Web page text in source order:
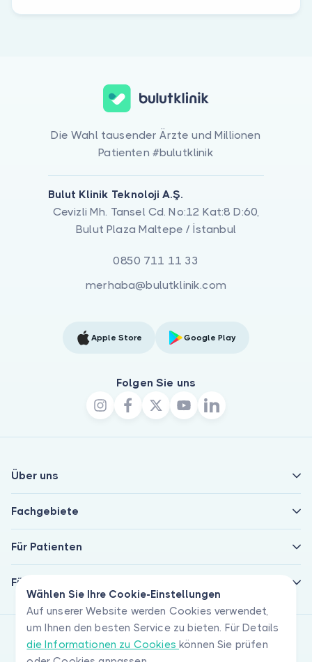
Wählen Sie Ihre Cookie-Einstellungen
Auf unserer Website werden Cookies verwendet,
um Ihnen den besten Service zu bieten. Für Details
die Informationen zu Cookieskönnen Sie prüfen
Die Wahl tausender Ärzte und Millionen
Patienten #bulutklinik
Bulut Klinik Teknoloji A.Ş.
Cevizli Mh. Tansel Cd. No:12 Kat:8 D:60,
Bulut Plaza Maltepe / İstanbul
0850 711 11 33
merhaba@bulutklinik.com
Apple Store Google Play
Folgen Sie uns
Über uns
Fachgebiete
Für Patienten
Für Ärzte